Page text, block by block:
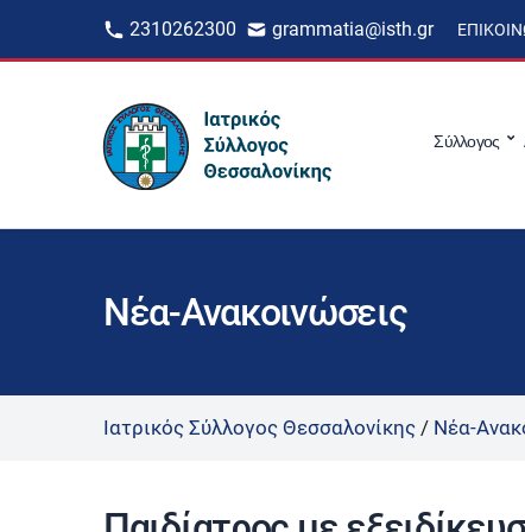
2310262300 grammatia@isth.gr
Σύλλογος
Νέα-Ανακοινώσεις
Ιατρικός Σύλλογος Θεσσαλονίκης / Νέα-